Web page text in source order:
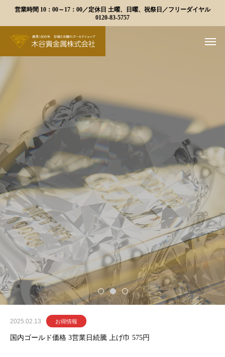
営業時間 10：00～17：00／定休日 土曜、日曜、祝祭日／フリーダイヤル
0120-83-5757
ダ イ
2025.02.13 お得情報
国内ゴールド価格 3営業日続騰 上げ巾 575円